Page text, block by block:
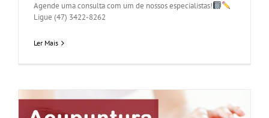
Agende uma consulta com um de nossos especialistas!
Ligue (47) 3422-8262
Ler Mais